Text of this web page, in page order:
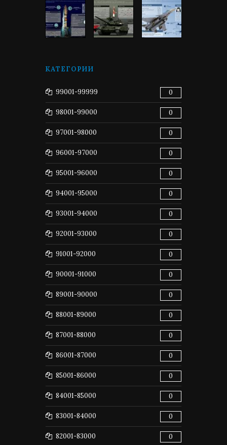
КАТЕГОРИИ
99001-99999 0
98001-99000 0
97001-98000 0
96001-97000 0
95001-96000 0
94001-95000 0
93001-94000 0
92001-93000 0
91001-92000 0
90001-91000 0
89001-90000 0
88001-89000 0
87001-88000 0
86001-87000 0
85001-86000 0
84001-85000 0
83001-84000 0
82001-83000 0